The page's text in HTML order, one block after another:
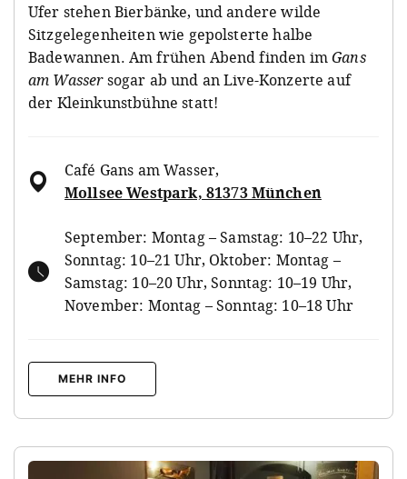
Ufer stehen Bierbänke, und andere wilde
Sitzgelegenheiten wie gepolsterte halbe
Badewannen. Am frühen Abend finden imGans
am Wassersogar ab und an Live-Konzerte auf
der Kleinkunstbühne statt!
Café Gans am Wasser,
Mollsee Westpark, 81373 München
September: Montag – Samstag: 10–22 Uhr,
Sonntag: 10–21 Uhr, Oktober: Montag –
Samstag: 10–20 Uhr, Sonntag: 10–19 Uhr,
November: Montag – Sonntag: 10–18 Uhr
MEHR INFO